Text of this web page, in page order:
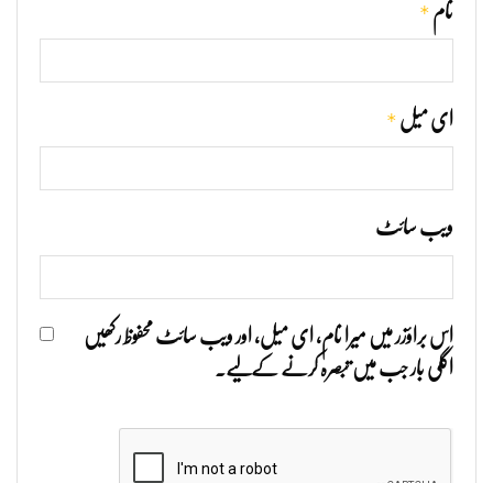
نام *
ای میل *
ویب‌ سائٹ
اس براؤزر میں میرا نام، ای میل، اور ویب سائٹ محفوظ رکھیں
اگلی بار جب میں تبصرہ کرنے کےلیے۔